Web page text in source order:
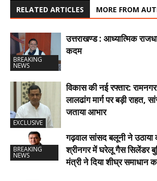
RELATED ARTICLES MORE FROM
BREAKING
NEWS
उत्तराखण्ड : आध्यात्मिक
कदम
EXCLUSIVE
विकास की नई रफ्तार:
लालढांग मार्ग पर बड़ी राहत,
जताया आभार
BREAKING
NEWS
गढ़वाल सांसद बलूनी ने उठाया
श्रीनगर में घरेलू गैस सिलेंडर
मंत्री ने दिया शीघ्र समाधान